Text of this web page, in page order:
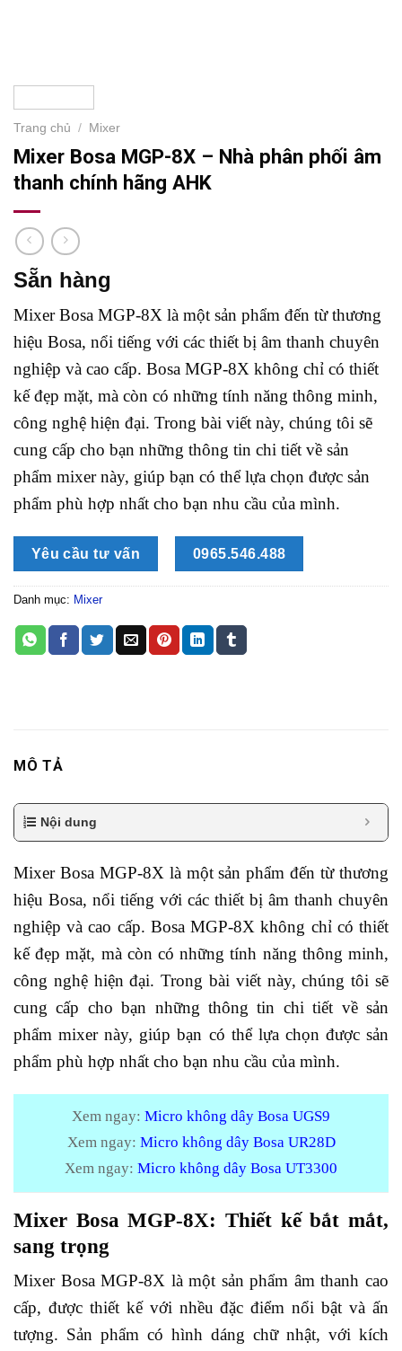
Trang chủ / Mixer
Mixer Bosa MGP-8X – Nhà phân phối âm
thanh chính hãng AHK
Sẵn hàng
Mixer Bosa MGP-8X là một sản phẩm đến từ thương
hiệu Bosa, nổi tiếng với các thiết bị âm thanh chuyên
nghiệp và cao cấp. Bosa MGP-8X không chỉ có thiết
kế đẹp mặt, mà còn có những tính năng thông minh,
công nghệ hiện đại. Trong bài viết này, chúng tôi sẽ
cung cấp cho bạn những thông tin chi tiết về sản
phẩm mixer này, giúp bạn có thể lựa chọn được sản
phẩm phù hợp nhất cho bạn nhu cầu của mình.
Yêu cầu tư vấn 0965.546.488
Danh mục: Mixer
MÔ TẢ
Nội dung
Mixer Bosa MGP-8X là một sản phẩm đến từ thương
hiệu Bosa, nổi tiếng với các thiết bị âm thanh chuyên
nghiệp và cao cấp. Bosa MGP-8X không chỉ có thiết
kế đẹp mặt, mà còn có những tính năng thông minh,
công nghệ hiện đại. Trong bài viết này, chúng tôi sẽ
cung cấp cho bạn những thông tin chi tiết về sản
phẩm mixer này, giúp bạn có thể lựa chọn được sản
phẩm phù hợp nhất cho bạn nhu cầu của mình.
Xem ngay: Micro không dây Bosa UGS9
Xem ngay: Micro không dây Bosa UR28D
Xem ngay: Micro không dây Bosa UT3300
Mixer Bosa MGP-8X: Thiết kế bắt mắt,
sang trọng
Mixer Bosa MGP-8X là một sản phẩm âm thanh cao
cấp, được thiết kế với nhều đặc điểm nổi bật và ấn
tượng. Sản phẩm có hình dáng chữ nhật, với kích